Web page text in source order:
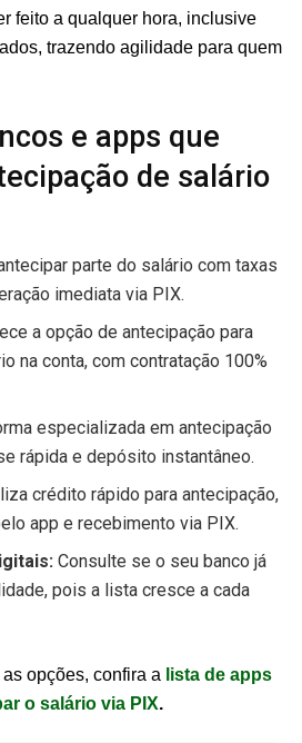
feito a qualquer hora, inclusive
trazendo agilidade para quem
e apps que
de salário
parte do salário com taxas
imediata via PIX.
a opção de antecipação para
na conta, com contratação 100%
especializada em antecipação
rápida e depósito instantâneo.
crédito rápido para antecipação,
app e recebimento via PIX.
Consulte se o seu banco já
pois a lista cresce a cada
opções, confira a lista de apps
o salário via PIX.